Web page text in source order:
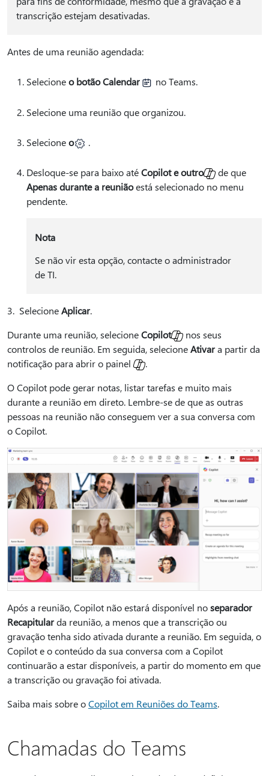
transcrição estejam desativadas.
Antes de uma reunião agendada:
Selecioneo botão Calendar no Teams.
Selecione uma reunião que organizou.
Selecioneo .
Desloque-se para baixo atéCopilot e outro
de que
Apenas durante a reuniãoestá selecionado no menu
pendente.
Nota
Se não vir esta opção, contacte o administrador
de TI.
3. SelecioneAplicar.
Durante uma reunião, selecioneCopilot
nos seus
controlos de reunião. Em seguida, selecioneAtivara partir da
notificação para abrir o painel
.
O Copilot pode gerar notas, listar tarefas e muito mais
durante a reunião em direto. Lembre-se de que as outras
pessoas na reunião não conseguem ver a sua conversa com
o Copilot.
Após a reunião, Copilot não estará disponível noseparador
Recapitularda reunião, a menos que a transcrição ou
gravação tenha sido ativada durante a reunião. Em seguida, o
Copilot e o conteúdo da sua conversa com a Copilot
continuarão a estar disponíveis, a partir do momento em que
a transcrição ou gravação foi ativada.
Saiba mais sobre oCopilot em Reuniões do Teams.
Chamadas do Teams